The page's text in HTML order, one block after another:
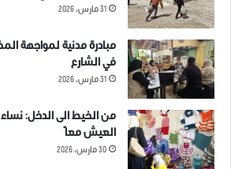
مرتبط
صور من مدينة الباب شمال حلب
31 مارس، 2026
مبادرة مدنية لمواجهة
في الشارع
31 مارس، 2026
من الخيط الى الدخل:
العيش معاً
30 مارس، 2026